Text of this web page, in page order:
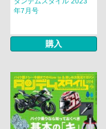
年7月号
購入